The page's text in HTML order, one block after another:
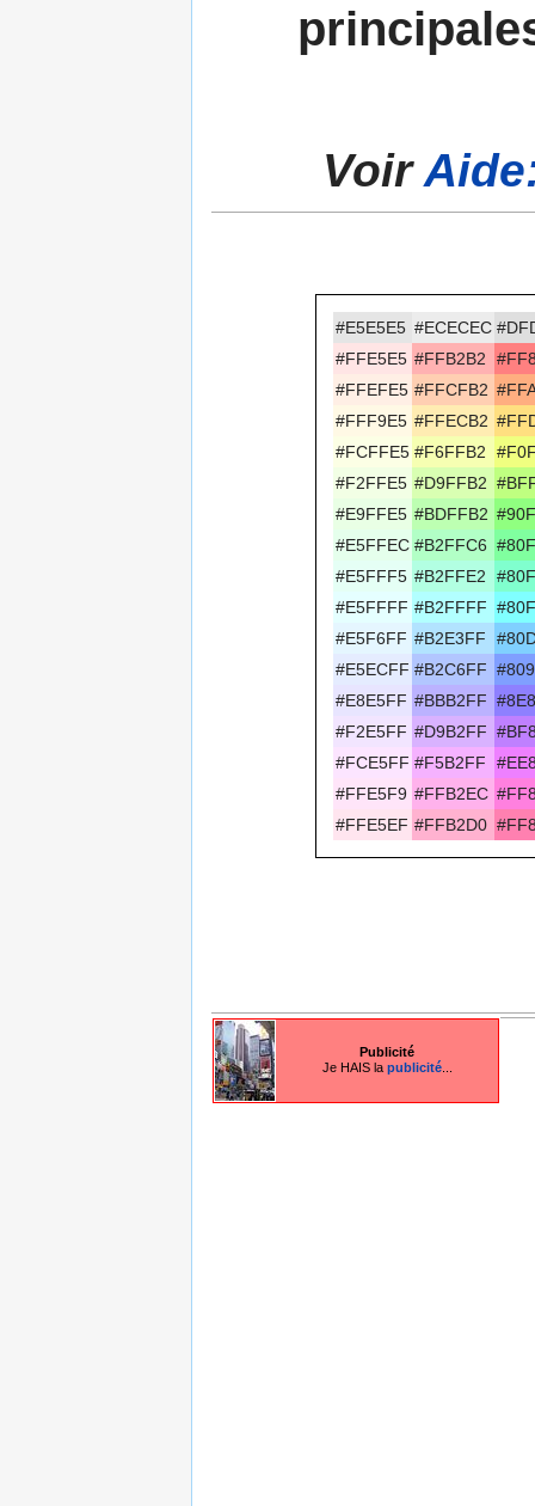
Voir
#E5E5E5 #ECECEC
#FFE5E5 #FFB2B2
#FFEFE5 #FFCFB2
#FFF9E5 #FFECB2
#FCFFE5 #F6FFB2
#F2FFE5 #D9FFB2
#E9FFE5 #BDFFB2
#E5FFEC #B2FFC6
#E5FFF5 #B2FFE2
#E5FFFF #B2FFFF
#E5F6FF #B2E3FF
#E5ECFF #B2C6FF
#E8E5FF #BBB2FF
#F2E5FF #D9B2FF
#FCE5FF #F5B2FF
#FFE5F9 #FFB2EC
#FFE5EF #FFB2D0
Publicité
Je HAIS la publicité...